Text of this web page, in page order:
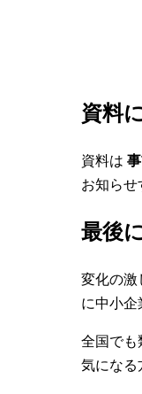
資料
資料は
お知らせ
最後
変化の激
に中小企
全国でも
気になる